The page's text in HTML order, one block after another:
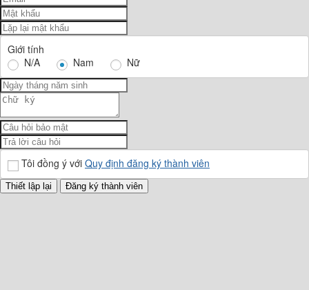
Giới tính
N/A
Nam Nữ
Tôi đồng ý với Quy định đăng ký thành viên